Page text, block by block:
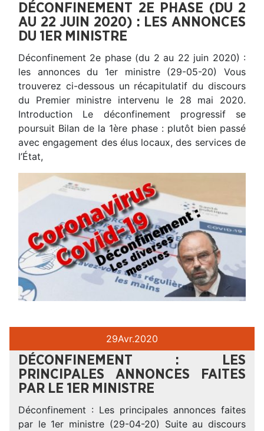
DÉCONFINEMENT 2E PHASE (DU 2
AU 22 JUIN 2020) : LES ANNONCES
DU 1ER MINISTRE
Déconfinement 2e phase (du 2 au 22 juin 2020) :
les annonces du 1er ministre (29-05-20) Vous
trouverez ci-dessous un récapitulatif du discours
du Premier ministre intervenu le 28 mai 2020.
Introduction Le déconfinement progressif se
poursuit Bilan de la 1ère phase : plutôt bien passé
avec engagement des élus locaux, des services de
l’État,
29Avr.2020
DÉCONFINEMENT : LES
PRINCIPALES ANNONCES FAITES
PAR LE 1ER MINISTRE
Déconfinement : Les principales annonces faites
par le 1er ministre (29-04-20) Suite au discours